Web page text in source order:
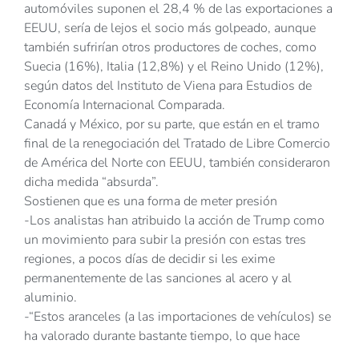
automóviles suponen el 28,4 % de las exportaciones a
EEUU, sería de lejos el socio más golpeado, aunque
también sufrirían otros productores de coches, como
Suecia (16%), Italia (12,8%) y el Reino Unido (12%),
según datos del Instituto de Viena para Estudios de
Economía Internacional Comparada.
Canadá y México, por su parte, que están en el tramo
final de la renegociación del Tratado de Libre Comercio
de América del Norte con EEUU, también consideraron
dicha medida “absurda”.
Sostienen que es una forma de meter presión
-Los analistas han atribuido la acción de Trump como
un movimiento para subir la presión con estas tres
regiones, a pocos días de decidir si les exime
permanentemente de las sanciones al acero y al
aluminio.
-“Estos aranceles (a las importaciones de vehículos) se
ha valorado durante bastante tiempo, lo que hace